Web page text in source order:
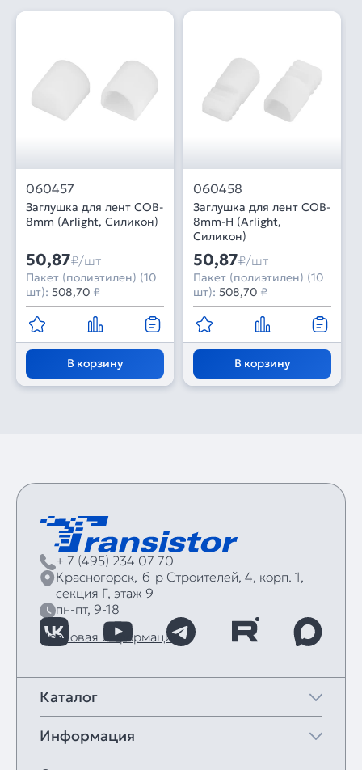
060457
Заглушка для лент COB-
8mm (Arlight, Силикон)
50,87₽/шт
Пакет (полиэтилен) (10
шт): 508,70 ₽
В корзину
060458
Заглушка для лент COB-
8mm-H (Arlight,
Силикон)
50,87₽/шт
Пакет (полиэтилен) (10
шт): 508,70 ₽
В корзину
+ 7 (495) 234 07 70
Красногорск, б‑р Строителей, 4, корп. 1,
секция Г, этаж 9
пн-пт, 9-18
Правовая информация
Каталог
Информация